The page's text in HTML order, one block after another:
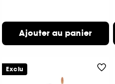
Ajouter au panier
Exclu